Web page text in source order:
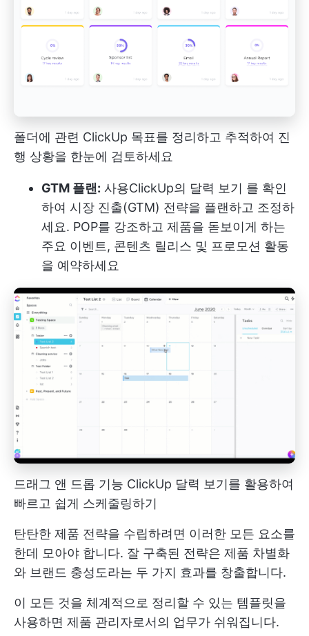
폴더에 관련 ClickUp 목표를 정리하고 추적하여 진
행 상황을 한눈에 검토하세요
GTM 플랜: 사용ClickUp의 달력 보기 를 확인
하여 시장 진출(GTM) 전략을 플랜하고 조정하
세요. POP를 강조하고 제품을 돋보이게 하는
주요 이벤트, 콘텐츠 릴리스 및 프로모션 활동
을 예약하세요
드래그 앤 드롭 기능 ClickUp 달력 보기를 활용하여
빠르고 쉽게 스케줄링하기
탄탄한 제품 전략을 수립하려면 이러한 모든 요소를
한데 모아야 합니다. 잘 구축된 전략은 제품 차별화
와 브랜드 충성도라는 두 가지 효과를 창출합니다.
이 모든 것을 체계적으로 정리할 수 있는 템플릿을
사용하면 제품 관리자로서의 업무가 쉬워집니다.